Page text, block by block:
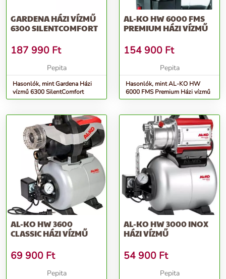
GARDENA HÁZI VÍZMŰ
6300 SILENTCOMFORT
187 990 Ft
Pepita
Hasonlók, mint Gardena Házi
vízmű 6300 SilentComfort
AL-KO HW 6000 FMS
PREMIUM HÁZI VÍZMŰ
154 900 Ft
Pepita
Hasonlók, mint AL-KO HW
6000 FMS Premium Házi vízmű
AL-KO HW 3600
CLASSIC HÁZI VÍZMŰ
69 900 Ft
Pepita
AL-KO HW 3000 INOX
HÁZI VÍZMŰ
54 900 Ft
Pepita